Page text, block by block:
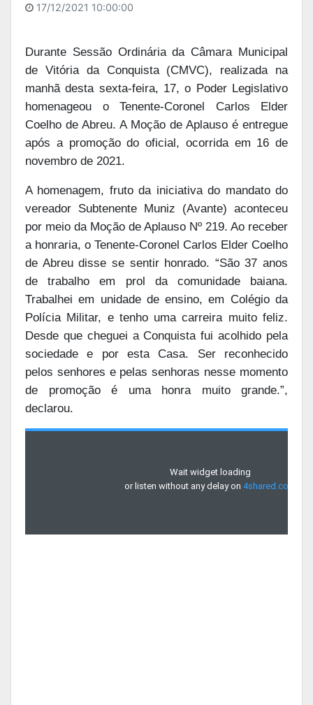
17/12/2021 10:00:00
Durante Sessão Ordinária da Câmara Municipal
de Vitória da Conquista (CMVC), realizada na
manhã desta sexta-feira, 17, o Poder Legislativo
homenageou o Tenente-Coronel Carlos Elder
Coelho de Abreu. A Moção de Aplauso é entregue
após a promoção do oficial, ocorrida em 16 de
novembro de 2021.
A homenagem, fruto da iniciativa do mandato do
vereador Subtenente Muniz (Avante) aconteceu
por meio da Moção de Aplauso Nº 219. Ao receber
a honraria, o Tenente-Coronel Carlos Elder Coelho
de Abreu disse se sentir honrado. “São 37 anos
de trabalho em prol da comunidade baiana.
Trabalhei em unidade de ensino, em Colégio da
Polícia Militar, e tenho uma carreira muito feliz.
Desde que cheguei a Conquista fui acolhido pela
sociedade e por esta Casa. Ser reconhecido
pelos senhores e pelas senhoras nesse momento
de promoção é uma honra muito grande.”,
declarou.